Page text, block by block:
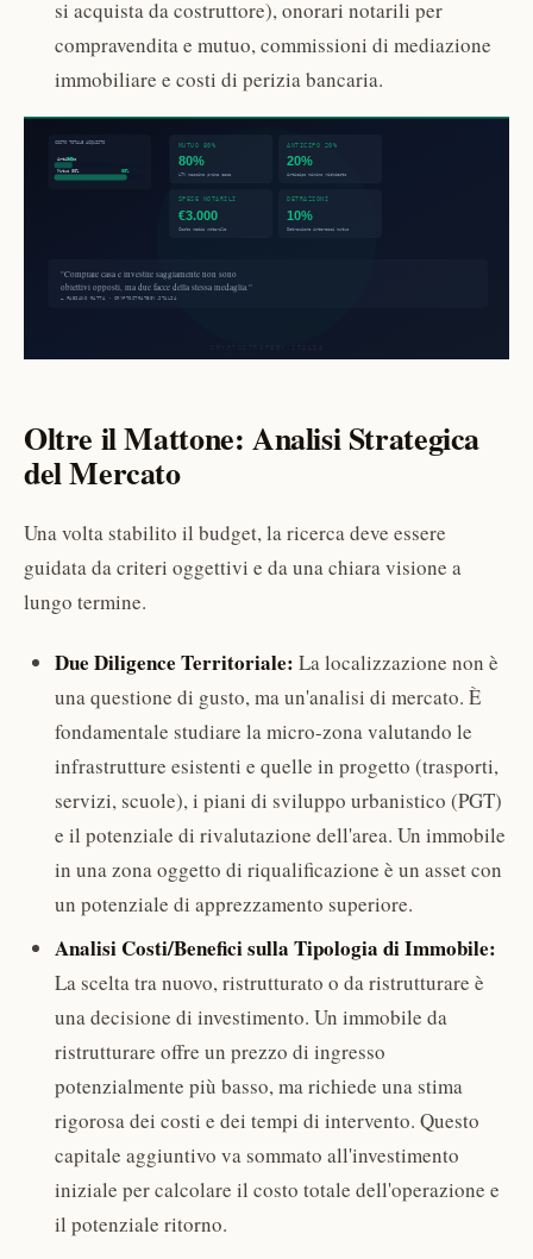
si acquista da costruttore), onorari notarili per
compravendita e mutuo, commissioni di mediazione
immobiliare e costi di perizia bancaria.
Oltre il Mattone: Analisi Strategica
del Mercato
Una volta stabilito il budget, la ricerca deve essere
guidata da criteri oggettivi e da una chiara visione a
lungo termine.
Due Diligence Territoriale: La localizzazione non è
una questione di gusto, ma un'analisi di mercato. È
fondamentale studiare la micro-zona valutando le
infrastrutture esistenti e quelle in progetto (trasporti,
servizi, scuole), i piani di sviluppo urbanistico (PGT)
e il potenziale di rivalutazione dell'area. Un immobile
in una zona oggetto di riqualificazione è un asset con
un potenziale di apprezzamento superiore.
Analisi Costi/Benefici sulla Tipologia di Immobile:
La scelta tra nuovo, ristrutturato o da ristrutturare è
una decisione di investimento. Un immobile da
ristrutturare offre un prezzo di ingresso
potenzialmente più basso, ma richiede una stima
rigorosa dei costi e dei tempi di intervento. Questo
capitale aggiuntivo va sommato all'investimento
iniziale per calcolare il costo totale dell'operazione e
il potenziale ritorno.